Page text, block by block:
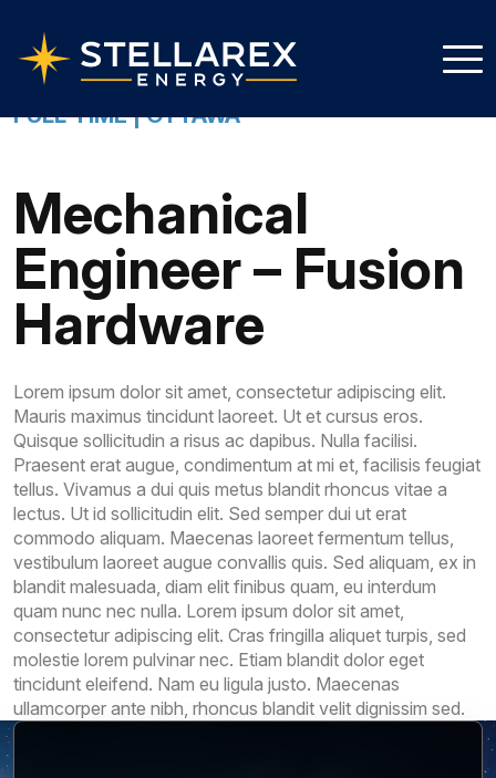
FULL-TIME | OTTAWA
Mechanical
Engineer – Fusion
Hardware
Lorem ipsum dolor sit amet, consectetur adipiscing elit.
Mauris maximus tincidunt laoreet. Ut et cursus eros.
Quisque sollicitudin a risus ac dapibus. Nulla facilisi.
Praesent erat augue, condimentum at mi et, facilisis feugiat
tellus. Vivamus a dui quis metus blandit rhoncus vitae a
lectus. Ut id sollicitudin elit. Sed semper dui ut erat
commodo aliquam. Maecenas laoreet fermentum tellus,
vestibulum laoreet augue convallis quis. Sed aliquam, ex in
blandit malesuada, diam elit finibus quam, eu interdum
quam nunc nec nulla. Lorem ipsum dolor sit amet,
consectetur adipiscing elit. Cras fringilla aliquet turpis, sed
molestie lorem pulvinar nec. Etiam blandit dolor eget
tincidunt eleifend. Nam eu ligula justo. Maecenas
ullamcorper ante nibh, rhoncus blandit velit dignissim sed.